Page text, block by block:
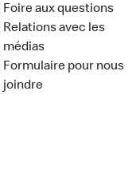
Foire aux questions
Relations avec les
médias
Formulaire pour nous
joindre